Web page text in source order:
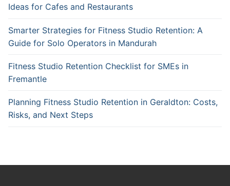
Ideas for Cafes and Restaurants
Smarter Strategies for Fitness Studio Retention: A
Guide for Solo Operators in Mandurah
Fitness Studio Retention Checklist for SMEs in
Fremantle
Planning Fitness Studio Retention in Geraldton: Costs,
Risks, and Next Steps